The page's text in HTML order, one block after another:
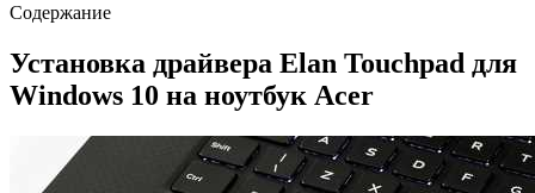
Содержание
Установка драйвера Elan Touchpad для
Windows 10 на ноутбук Acer